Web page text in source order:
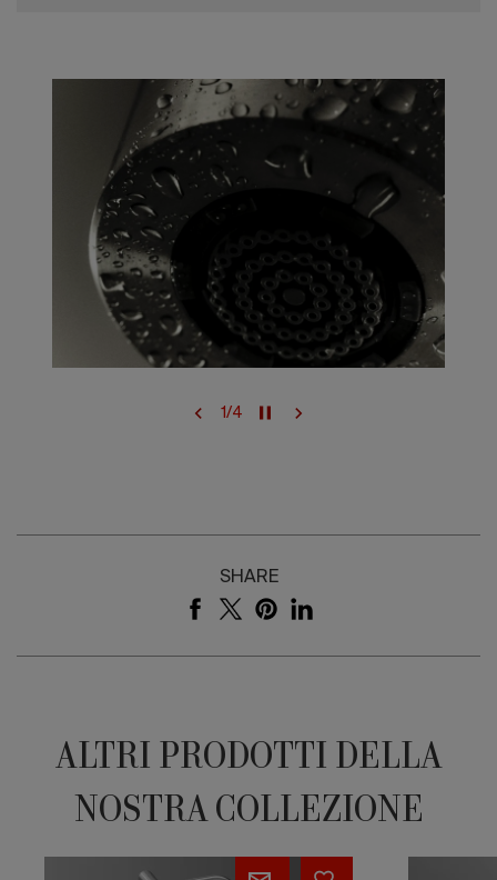
1/4
SHARE
ALTRI PRODOTTI DELLA
NOSTRA COLLEZIONE